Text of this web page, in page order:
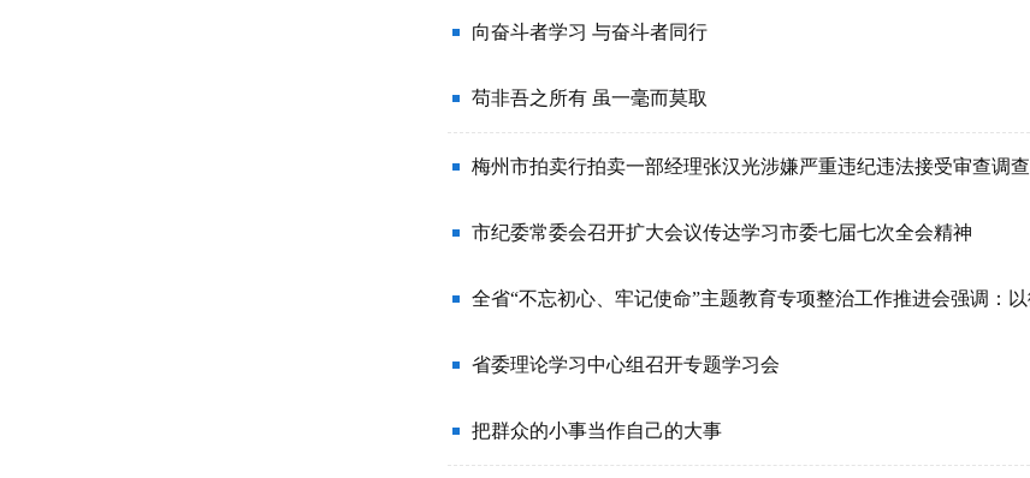
向奋斗者学习 与奋斗者同行
苟非吾之所有 虽一毫而莫取
梅州市拍卖行拍卖一部经理张汉光涉嫌严重违纪违法接受审查调查
市纪委常委会召开扩大会议传达学习市委七届七次全会精神
省委理论学习中心组召开专题学习会
把群众的小事当作自己的大事